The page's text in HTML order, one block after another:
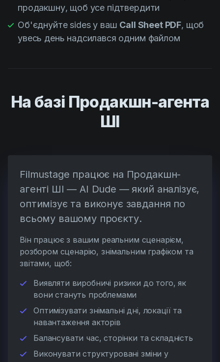
продакшну, щоб усе підтвердити
Об'єднуйте sides у ваш Call Sheet PDF, щоб
увесь день надсилався одним файлом
На базі Продакшн-агента
ШІ
Filmustage працює на Продакшн-
агенті ШІ — AI Dude — який аналізує,
оптимізує та виконує завдання по
всьому вашому проєкту.
Він працює з вашим реальним сценарієм,
розбором сценарію, знімальним графіком та
звітами, щоб:
Виявляти виробничі ризики до того, як
вони стануть проблемами
Оптимізувати знімальні дні, локації та
навантаження акторів
Балансувати час, сторінки та складність
Виконувати структуровані зміни у